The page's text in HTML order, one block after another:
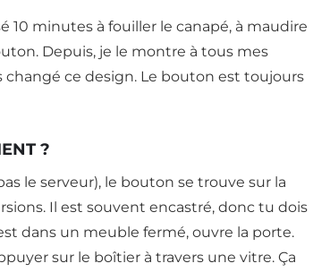
10 minutes à fouiller le canapé, à maudire
Depuis, je le montre à tous mes
changé ce design. Le bouton est toujours
?
le serveur), le bouton se trouve sur la
Il est souvent encastré, donc tu dois
dans un meuble fermé, ouvre la porte.
sur le boîtier à travers une vitre. Ça